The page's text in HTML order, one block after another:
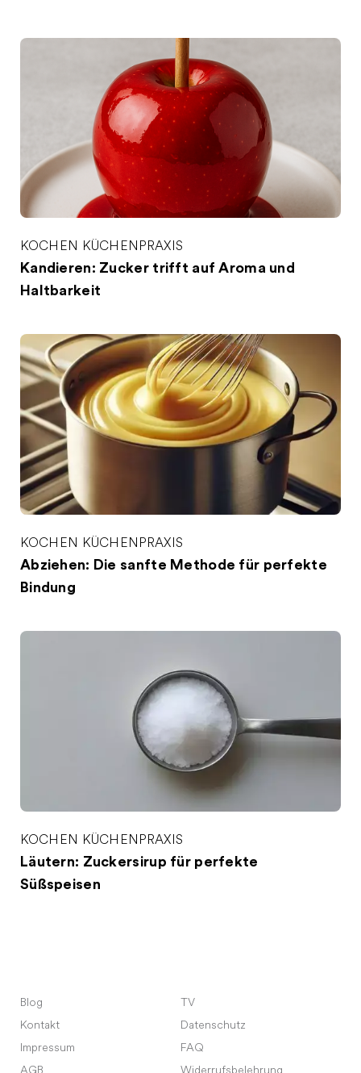
KOCHEN KÜCHENPRAXIS
Kandieren: Zucker trifft auf Aroma und
Haltbarkeit
KOCHEN KÜCHENPRAXIS
Abziehen: Die sanfte Methode für perfekte
Bindung
KOCHEN KÜCHENPRAXIS
Läutern: Zuckersirup für perfekte
Süßspeisen
Blog
TV
Kontakt
Datenschutz
Impressum
FAQ